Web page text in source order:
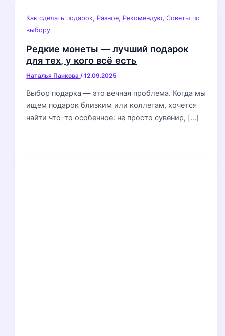
Как сделать подарок, Разное, Рекомендую,Советы по
выбору
Редкие монеты — лучший подарок
для тех, у кого всё есть
Наталья Панкова/12.09.2025
Выбор подарка — это вечная проблема. Когда мы
ищем подарок близким или коллегам, хочется
найти что-то особенное: не просто сувенир, […]